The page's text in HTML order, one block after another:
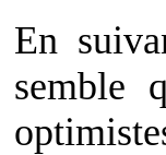
En
semble